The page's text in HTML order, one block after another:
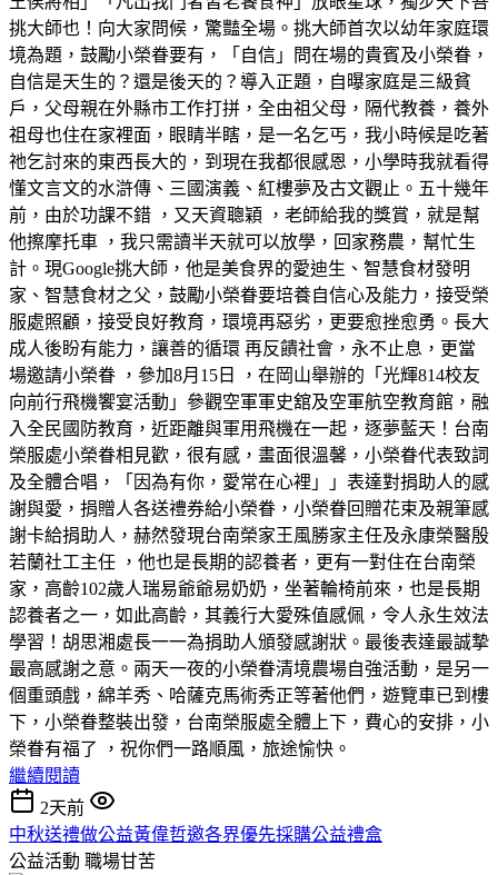
挑大師也！向大家問候，驚豔全場。挑大師首次以幼年家庭環
境為題，鼓勵小榮眷要有，「自信」問在場的貴賓及小榮眷，
自信是天生的？還是後天的？導入正題，自曝家庭是三級貧
戶，父母親在外縣市工作打拼，全由祖父母，隔代教養，養外
祖母也住在家裡面，眼睛半瞎，是一名乞丐，我小時候是吃著
祂乞討來的東西長大的，到現在我都很感恩，小學時我就看得
懂文言文的水滸傳、三國演義、紅樓夢及古文觀止。五十幾年
前，由於功課不錯 ，又天資聰穎 ，老師給我的獎賞，就是幫
他擦摩托車 ，我只需讀半天就可以放學，回家務農，幫忙生
計。現Google挑大師，他是美食界的愛迪生、智慧食材發明
家、智慧食材之父，鼓勵小榮眷要培養自信心及能力，接受榮
服處照顧，接受良好教育，環境再惡劣，更要愈挫愈勇。長大
成人後盼有能力，讓善的循環 再反饋社會，永不止息，更當
場邀請小榮眷 ，參加8月15日 ，在岡山舉辦的「光輝814校友
向前行飛機饗宴活動」參觀空軍軍史舘及空軍航空教育館，融
入全民國防教育，近距離與軍用飛機在一起，逐夢藍天！台南
榮服處小榮眷相見歡，很有感，畫面很溫馨，小榮眷代表致詞
及全體合唱，「因為有你，愛常在心裡」」表達對捐助人的感
謝與愛，捐贈人各送禮券給小榮眷，小榮眷回贈花束及親筆感
謝卡給捐助人，赫然發現台南榮家王風勝家主任及永康榮醫殷
若蘭社工主任 ，他也是長期的認養者，更有一對住在台南榮
家，高齡102歲人瑞易爺爺易奶奶，坐著輪椅前來，也是長期
認養者之一，如此高齡，其義行大愛殊值感佩，令人永生效法
學習！胡思湘處長一一為捐助人頒發感謝狀。最後表達最誠摯
最高感謝之意。兩天一夜的小榮眷清境農場自強活動，是另一
個重頭戲，綿羊秀、哈薩克馬術秀正等著他們，遊覽車已到樓
下，小榮眷整裝出發，台南榮服處全體上下，費心的安排，小
榮眷有福了 ，祝你們一路順風，旅途愉快。
繼續閱讀
2天前
中秋送禮做公益黃偉哲邀各界優先採購公益禮盒
公益活動 職場甘苦